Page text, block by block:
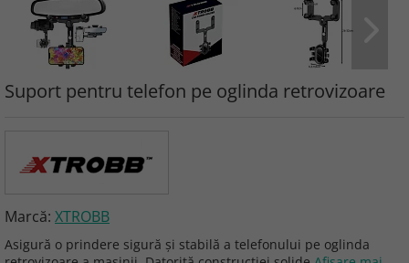
Suport pentru telefon pe oglinda retrovizoare
Marcă: XTROBB
Asigură o prindere sigură și stabilă a telefonului pe oglinda